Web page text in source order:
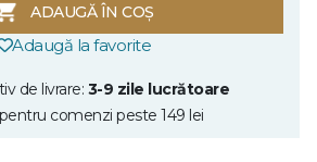
ADAUGĂ ÎN COȘ
Adaugă la favorite
de livrare: 3-9 zile lucrătoare
comenzi peste 149 lei